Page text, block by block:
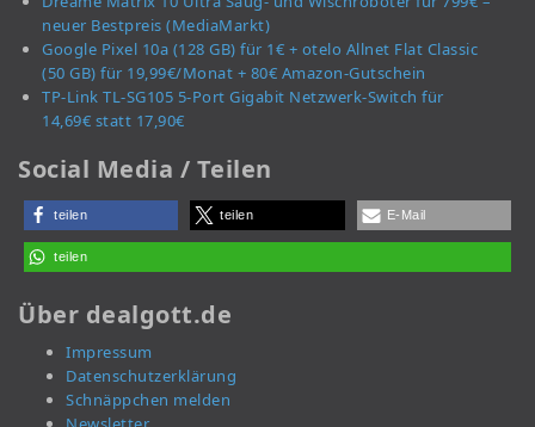
neuer Bestpreis (MediaMarkt)
Google Pixel 10a (128 GB) für 1€ + otelo Allnet Flat Classic
(50 GB) für 19,99€/Monat + 80€ Amazon-Gutschein
TP-Link TL-SG105 5-Port Gigabit Netzwerk-Switch für
14,69€ statt 17,90€
Social Media / Teilen
teilen teilen E-Mail
teilen
Über dealgott.de
Impressum
Datenschutzerklärung
Schnäppchen melden